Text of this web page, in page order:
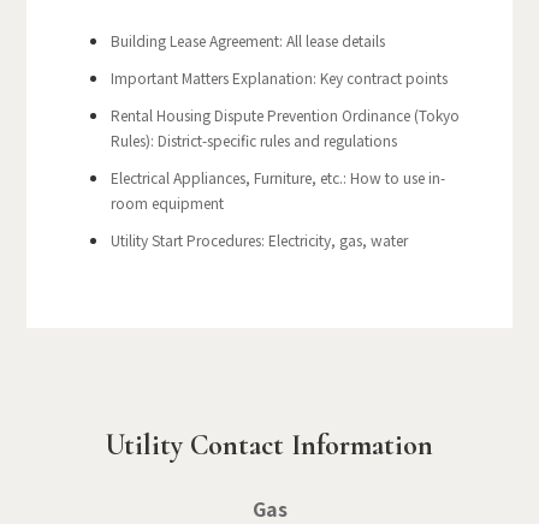
Building Lease Agreement: All lease details
Important Matters Explanation: Key contract points
Rental Housing Dispute Prevention Ordinance (Tokyo
Rules): District-specific rules and regulations
Electrical Appliances, Furniture, etc.: How to use in-
room equipment
Utility Start Procedures: Electricity, gas, water
Utility Contact Information
Gas